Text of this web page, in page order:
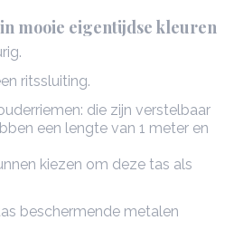
mooie eigentijdse kleuren
ritssluiting.
die zijn verstelbaar
een lengte van 1 meter en
kiezen om deze tas als
beschermende metalen